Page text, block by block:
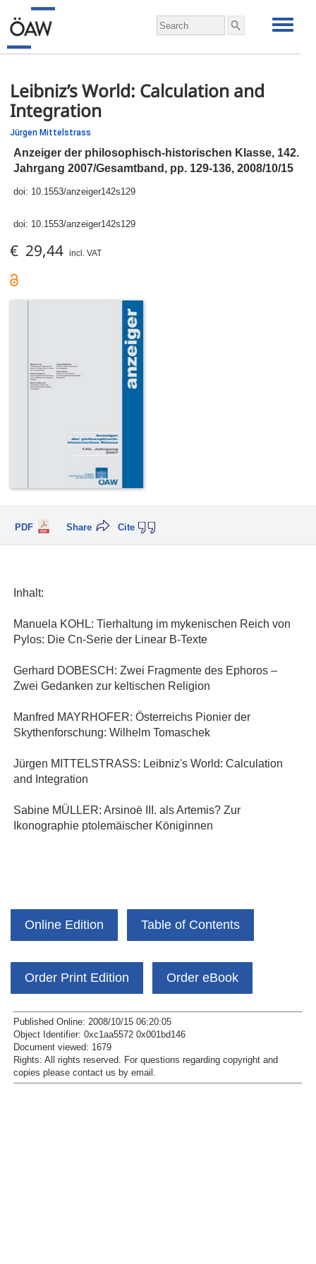
Leibniz’s World: Calculation and
Integration
Jürgen Mittelstrass
Anzeiger der philosophisch-historischen Klasse, 142.
Jahrgang 2007/Gesamtband, pp. 129-136, 2008/10/15
doi: 10.1553/anzeiger142s129
doi: 10.1553/anzeiger142s129
€ 29,44 incl. VAT
PDF Cite
Share
Inhalt:
Manuela KOHL: Tierhaltung im mykenischen Reich von
Pylos: Die Cn-Serie der Linear B-Texte
Gerhard DOBESCH: Zwei Fragmente des Ephoros –
Zwei Gedanken zur keltischen Religion
Manfred MAYRHOFER: Österreichs Pionier der
Skythenforschung: Wilhelm Tomaschek
Jürgen MITTELSTRASS: Leibniz's World: Calculation
and Integration
Sabine MÜLLER: Arsinoë III. als Artemis? Zur
Ikonographie ptolemäischer Königinnen
Online Edition Table of Contents
Order Print Edition Order eBook
Published Online: 2008/10/15 06:20:05
Object Identifier: 0xc1aa5572 0x001bd146
Document viewed: 1679
Rights: All rights reserved. For questions regarding copyright and
copies please contact us by email .